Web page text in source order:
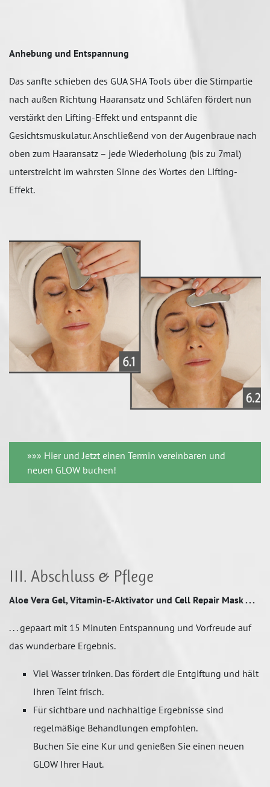
Anhebung und Entspannung
Das sanfte schieben des GUA SHA Tools über die Stirnpartie
nach außen Richtung Haaransatz und Schläfen fördert nun
verstärkt den Lifting-Effekt und entspannt die
Gesichtsmuskulatur. Anschließend von der Augenbraue nach
oben zum Haaransatz – jede Wiederholung (bis zu 7mal)
unterstreicht im wahrsten Sinne des Wortes den Lifting-
Effekt.
»»» Hier und Jetzt einen Termin vereinbaren und
neuen GLOW buchen!
III. Abschluss & Pflege
Aloe Vera Gel, Vitamin-E-Aktivator und Cell Repair Mask . . .
. . . gepaart mit 15 Minuten Entspannung und Vorfreude auf
das wunderbare Ergebnis.
Viel Wasser trinken. Das fördert die Entgiftung und hält
Ihren Teint frisch.
Für sichtbare und nachhaltige Ergebnisse sind
regelmäßige Behandlungen empfohlen.
Buchen Sie eine Kur und genießen Sie einen neuen
GLOW Ihrer Haut.